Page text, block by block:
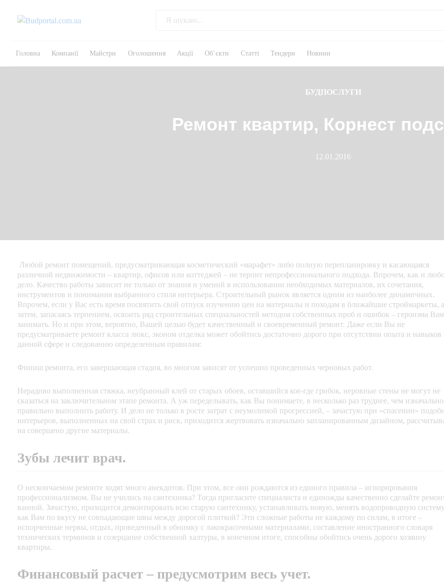
Головна Компанії Майстри Оголошення Акції Об’єкти Статті Тендери Новини
БУДПОСЛУГИ
Ремонт квартир, Корнест
12.01.2016
Любой ремонт помещений, предусматривающая косметический «марафет» либо полную перепланировку и касающаяся
различной недвижимости – квартир, офисов или коттеджей – не терпит непрофессионального подхода. Впрочем, как и
дело. Качество работы зависит не только от знания и умений в использовании необходимых материалов, их сочетания,
инструментов и понимания выбранного стиля интерьера. Строительный рынок является одним из наиболее динамичных.
Впрочем, если у Вас есть время посвятить свой отпуск изучению цен на материалы и походам в ближайшие строймаркеты, а
затем, запасаясь терпением, освоить ряд строительных специальностей методом собственных проб и ошибок – героизма
занимать. Но и при этом, вероятно, Вашей целью будет качественный и своевременный ремонт. Даже если Вы не
предусматриваете ремонт класса люкс, эконом отделка может обойтись достаточно дорого при отсутствии опыта и навыков
данной сфере и следованию определенным правилам:
Финиш ремонта, его завершающая стадия, во многом зависят от успешно проведенных черновых работ.
Нерадиво выполненная стяжка, неубранный клей от старых обоев, оставшийся кое-где грибок, неровные стены не могут не
сказаться на заключительном этапе ремонта. А уж переделывать, как Вы понимаете, в несколько раз труднее, чем изначально
правильно выполнить работу. И дело не только в росте затрат с неумолимой прогрессией, – зачастую при «спасении»
интерьеров, выполненных на свой страх и риск, приходится жертвовать изначально запланированным дизайном,
на совершено другие материалы.
Зубы лечит врач.
О нескончаемом ремонте ходят много анекдотов. При этом, все они рождаются из единого правила – игнорирования
профессионализмом. Вы не учились на сантехника? Тогда пригласите специалиста и единожды качественно сделайте
ванной. Зачастую, приходится демонтировать всю старую сантехнику, устанавливать новую, менять водопроводную
как Вам по вкусу не совпадающие швы между дорогой плиткой? Эти сложные работы не каждому по силам, в итоге –
испорченные нервы, отдых, проведенный в обнимку с лакокрасочными материалами, составление иностранного словаря
технических терминов и созерцание собственной халтуры, в конечном итоге, способны обойтись очень дорого хозяину
квартиры.
Финансовый расчет – предусмотрим весь учет.